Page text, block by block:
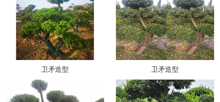
卫矛造型 卫矛造型